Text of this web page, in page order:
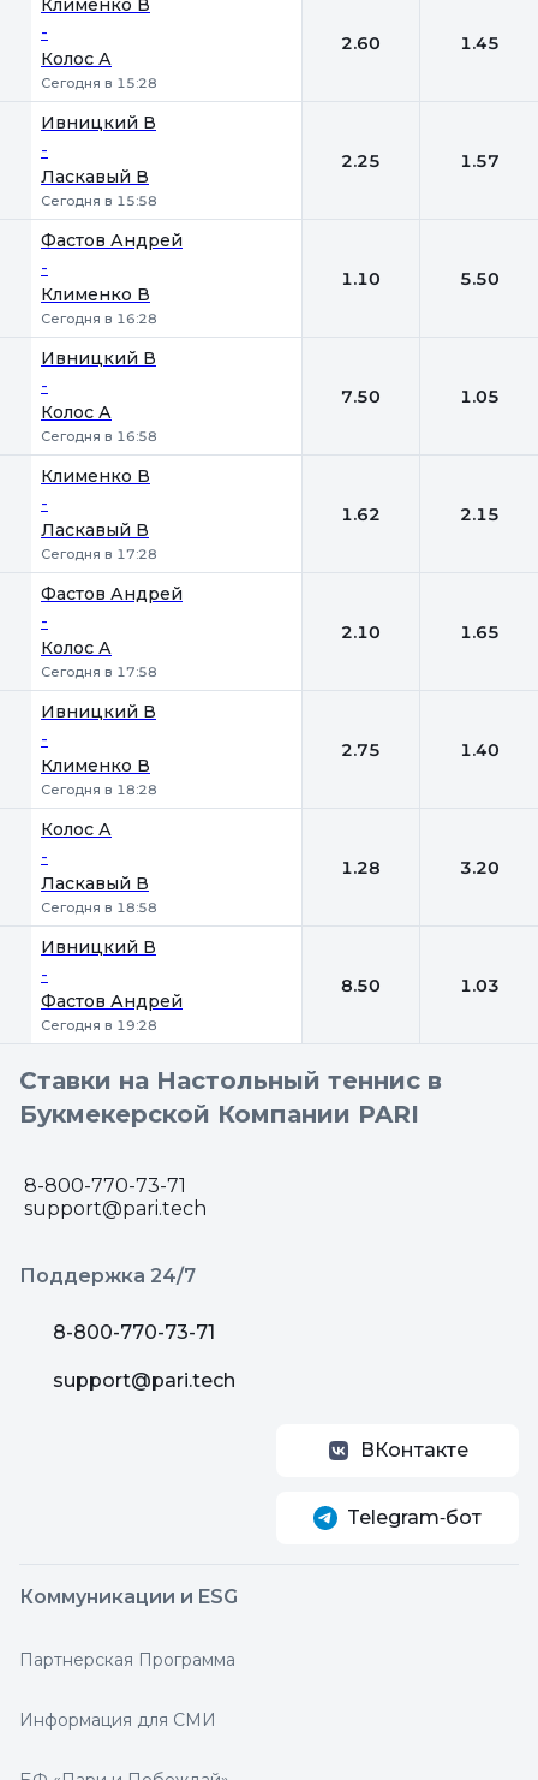
Клименко В
-
Колос А
Сегодня в 15:28
2.60 1.45
Ивницкий В
-
Ласкавый В
Сегодня в 15:58
2.25 1.57
Фастов Андрей
-
Клименко В
Сегодня в 16:28
1.10 5.50
Ивницкий В
-
Колос А
Сегодня в 16:58
7.50 1.05
Клименко В
-
Ласкавый В
Сегодня в 17:28
1.62 2.15
Фастов Андрей
-
Колос А
Сегодня в 17:58
2.10 1.65
Ивницкий В
-
Клименко В
Сегодня в 18:28
2.75 1.40
Колос А
-
Ласкавый В
Сегодня в 18:58
1.28 3.20
Ивницкий В
-
Фастов Андрей
Сегодня в 19:28
8.50 1.03
Ставки на Настольный теннис в
Букмекерской Компании PARI
8-800-770-73-71
support@pari.tech
Поддержка 24/7
8-800-770-73-71
support@pari.tech
ВКонтакте
Telegram‑бот
Коммуникации и ESG
Партнерская Программа
Информация для СМИ